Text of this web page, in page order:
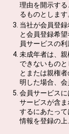
理由を開示す
るものとします
当社が会員登
と会員登録希
員サービスの
未成年者は、
できないもの
とまたは親権
明した場合、会
会員サービス
サービスが含
するにあたっ
情報を登録の上